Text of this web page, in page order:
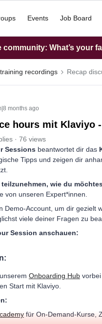
Events Job Board
community: What’s your
recordings Recap
months ago
hours mit Klaviyo
76 views
Sessions beantwortet dir das
Tipps und zeigen dir
wie du
von unseren Expert*innen.
Demo-Account, um dir gezielt
viele deiner Fragen zu
Session anschauen:
Onboarding Hub
Start mit Klaviyo.
für On-Demand-Kurse,